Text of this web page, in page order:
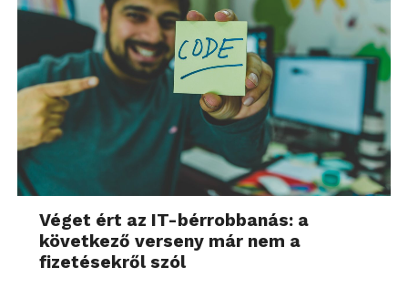
Véget ért az IT-bérrobbanás: a
következő verseny már nem a
fizetésekről szól